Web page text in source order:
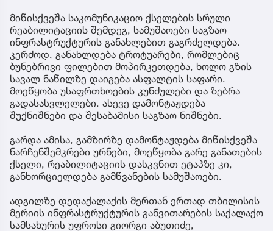
მიწისქვეშა საკომუნიკაციო ქსელების სრული
რეაბილიტაციის შემდეგ, სამუშაოები საგზაო
ინფრასტრუქტურის განახლებით გაგრძელდება.
კერძოდ, განახლდება ტროტუარები, რომლებიც
ბუნებრივი ფილებით მოპირკეთდება, ხოლო გზის
სავალ ნაწილზე დაიგება ასფალტის საფარი.
მოეწყობა უსაფრთხოების კუნძულები და ზებრა
გადასასვლელები. ასევე დამონტაჟდება
შუქნიშნები და შესაბამისი საგზაო ნიშნები.
გარდა ამისა, გამზირზე დამონტაჟდება მიწისქვეშა
ნარჩენშემკრები ურნები, მოეწყობა გარე განათების
ქსელი, რეაბილიტაციის დასკვნით ეტაპზე კი,
განხორციელდება გამწვანების სამუშაოები.
ადგილზე დედაქალაქის მერთან ერთად თბილისის
მერიის ინფრასტრუქტურის განვითარების საქალაქო
სამსახურის უფროსი გიორგი აბუთიძე,